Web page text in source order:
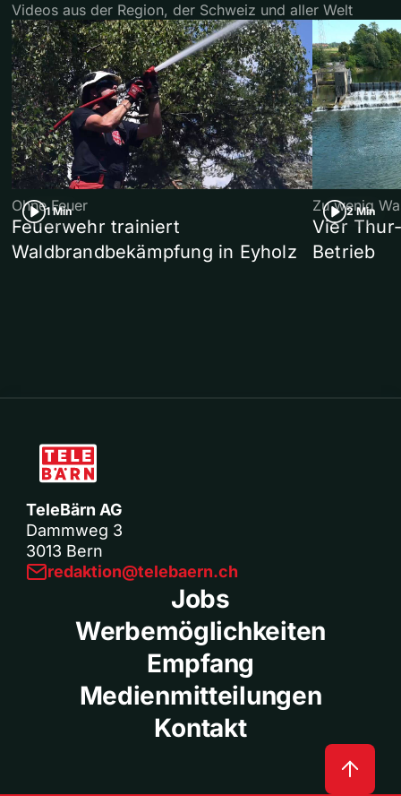
Videos aus der Region, der Schweiz und aller Welt
1 Min
Ohne Feuer
Feuerwehr trainiert
Waldbrandbekämpfung in Eyholz
2 Min
Zu wenig
Vier
Betrieb
TeleBärn AG
Dammweg 3
3013 Bern
redaktion@telebaern.ch
Jobs
Werbemöglichkeiten
Empfang
Medienmitteilungen
Kontakt